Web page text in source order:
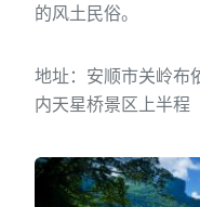
的风土民俗。
地址：安顺市关岭布
内天星桥景区上半程